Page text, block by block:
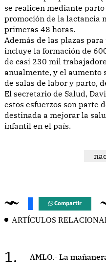
se realicen mediante
promoción de la lactancia
primeras 48 horas.
Además de las plazas
incluye la formación de
de casi 230 mil
anualmente, y el aumento
de salas de labor y parto,
El secretario de Salud,
estos esfuerzos son parte
destinada a mejorar la
infantil en el país.
Compartir
ARTÍCULOS
1. AMLO.- La